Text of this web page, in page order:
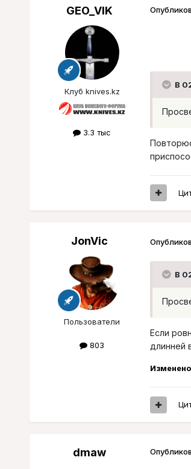
GEO_VIK
Клуб knives.kz
3.3 тыс
В
JonVic
Пользователи
803
В
Если
длинней
Изменено
dmaw